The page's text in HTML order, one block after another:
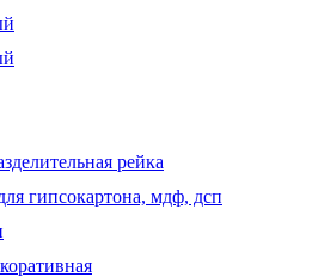
рейка
гипсокартона, мдф, дсп